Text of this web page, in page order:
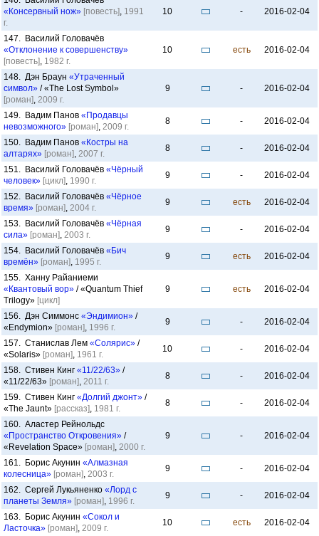
«Консервный нож» [повесть], 1991
г.
10 - 2016-02-04
147. Василий Головачёв
«Отклонение к совершенству»
[повесть], 1982 г.
10 есть 2016-02-04
148. Дэн Браун «Утраченный
символ» / «The Lost Symbol»
[роман], 2009 г.
9 - 2016-02-04
149. Вадим Панов «Продавцы
невозможного» [роман], 2009 г.
8 - 2016-02-04
150. Вадим Панов «Костры на
алтарях» [роман], 2007 г.
8 - 2016-02-04
151. Василий Головачёв «Чёрный
человек» [цикл], 1990 г.
9 - 2016-02-04
152. Василий Головачёв «Чёрное
время» [роман], 2004 г.
9 есть 2016-02-04
153. Василий Головачёв «Чёрная
сила» [роман], 2003 г.
9 - 2016-02-04
154. Василий Головачёв «Бич
времён» [роман], 1995 г.
9 есть 2016-02-04
155. Ханну Райаниеми
«Квантовый вор» / «Quantum Thief
Trilogy» [цикл]
9 есть 2016-02-04
156. Дэн Симмонс «Эндимион» /
«Endymion» [роман], 1996 г.
9 - 2016-02-04
157. Станислав Лем «Солярис» /
«Solaris» [роман], 1961 г.
10 - 2016-02-04
158. Стивен Кинг «11/22/63» /
«11/22/63» [роман], 2011 г.
8 - 2016-02-04
159. Стивен Кинг «Долгий джонт» /
«The Jaunt» [рассказ], 1981 г.
8 - 2016-02-04
160. Аластер Рейнольдс
«Пространство Откровения» /
«Revelation Space» [роман], 2000 г.
9 - 2016-02-04
161. Борис Акунин «Алмазная
колесница» [роман], 2003 г.
9 - 2016-02-04
162. Сергей Лукьяненко «Лорд с
планеты Земля» [роман], 1996 г.
9 - 2016-02-04
163. Борис Акунин «Сокол и
Ласточка» [роман], 2009 г.
10 есть 2016-02-04